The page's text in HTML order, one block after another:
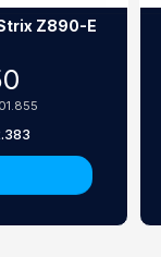
Z890-E